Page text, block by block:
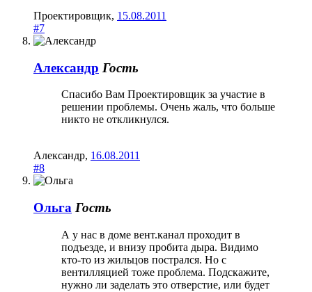
Проектировщик, 15.08.2011
#7
Александр Гость
Спасибо Вам Проектировщик за участие в
решении проблемы. Очень жаль, что больше
никто не откликнулся.
Александр, 16.08.2011
#8
Ольга Гость
А у нас в доме вент.канал проходит в
подъезде, и внизу пробита дыра. Видимо
кто-то из жильцов пострался. Но с
вентилляцией тоже проблема. Подскажите,
нужно ли заделать это отверстие, или будет